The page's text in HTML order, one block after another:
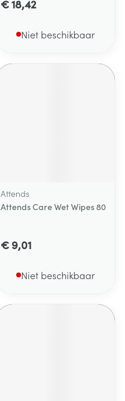
€ 18,42
Niet beschikbaar
Attends
Attends Care Wet Wipes 80
€ 9,01
Niet beschikbaar